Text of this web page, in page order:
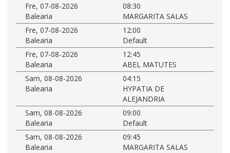
Fre, 07-08-2026
08:30
Balearia
MARGARITA SALAS
Fre, 07-08-2026
12:00
Balearia
Default
Fre, 07-08-2026
12:45
Balearia
ABEL MATUTES
Sam, 08-08-2026
04:15
Balearia
HYPATIA DE
ALEJANDRIA
Sam, 08-08-2026
09:00
Balearia
Default
Sam, 08-08-2026
09:45
Balearia
MARGARITA SALAS